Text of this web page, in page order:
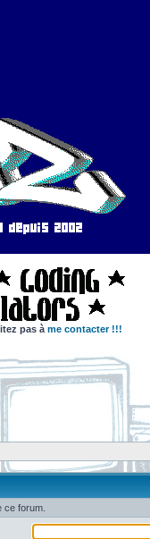
pas à me contacter !!!
ce forum.